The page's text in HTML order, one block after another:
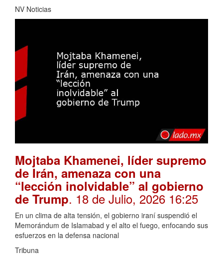
NV Noticias
Mojtaba Khamenei, líder supremo
de Irán, amenaza con una
“lección inolvidable” al gobierno
de Trump. 18 de Julio, 2026 16:25
En un clima de alta tensión, el gobierno iraní suspendió el
Memorándum de Islamabad y el alto el fuego, enfocando sus
esfuerzos en la defensa nacional
Tribuna